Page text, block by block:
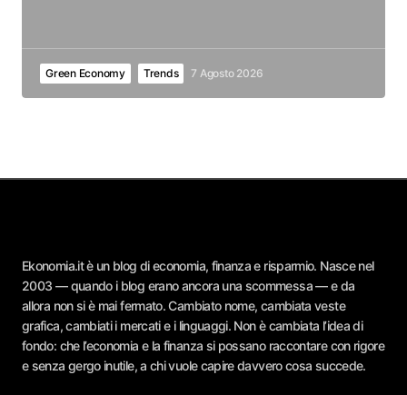
Green Economy Trends 7 Agosto 2026
Ekonomia.it è un blog di economia, finanza e risparmio. Nasce nel
2003 — quando i blog erano ancora una scommessa — e da
allora non si è mai fermato. Cambiato nome, cambiata veste
grafica, cambiati i mercati e i linguaggi. Non è cambiata l’idea di
fondo: che l’economia e la finanza si possano raccontare con rigore
e senza gergo inutile, a chi vuole capire davvero cosa succede.